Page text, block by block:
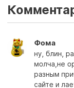
Фома
ну, блин,
молча,не
разным
сайте и